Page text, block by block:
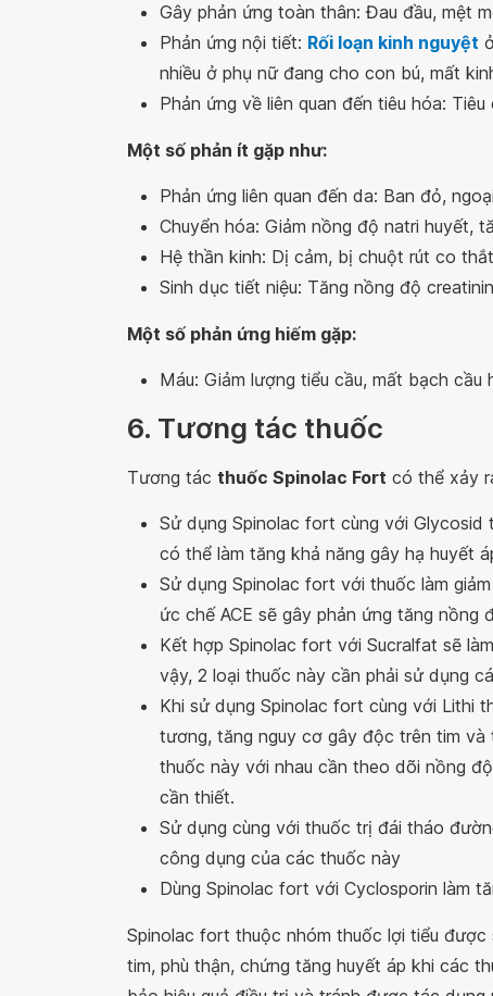
Gây phản ứng toàn thân: Đau đầu, mệt
Phản ứng nội tiết: Rối loạn kinh nguyệt
nhiều ở phụ nữ đang cho con bú, mất
Phản ứng về liên quan đến tiêu hóa: Tiêu
Một số phản ít gặp như:
Phản ứng liên quan đến da: Ban đỏ,
Chuyển hóa: Giảm nồng độ natri huyết,
Hệ thần kinh: Dị cảm, bị chuột rút co
Sinh dục tiết niệu: Tăng nồng độ
Một số phản ứng hiếm gặp:
Máu: Giảm lượng tiểu cầu, mất bạch cầu
6. Tương tác thuốc
Tương tác thuốc Spinolac Fort có thể xảy
Sử dụng Spinolac fort cùng với Glycosid
có thể làm tăng khả năng gây hạ huyết
Sử dụng Spinolac fort với thuốc làm
ức chế ACE sẽ gây phản ứng tăng nồng
Kết hợp Spinolac fort với Sucralfat sẽ
vậy, 2 loại thuốc này cần phải sử dụng
Khi sử dụng Spinolac fort cùng với Lithi
tương, tăng nguy cơ gây độc trên tim
thuốc này với nhau cần theo dõi nồng
cần thiết.
Sử dụng cùng với thuốc trị đái tháo
công dụng của các thuốc này
Dùng Spinolac fort với Cyclosporin làm
Spinolac fort thuộc nhóm thuốc lợi tiểu
tim, phù thận, chứng tăng huyết áp khi các